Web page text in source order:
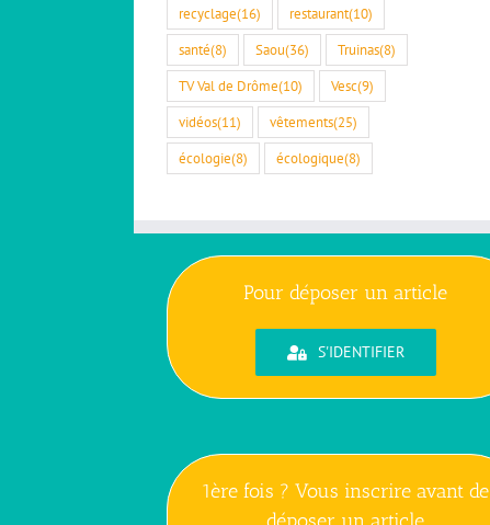
recyclage(16) restaurant(10)
santé(8) Saou(36) Truinas(8)
TV Val de Drôme(10) Vesc(9)
vidéos(11) vêtements(25)
écologie(8) écologique(8)
Pour déposer un article
S'IDENTIFIER
1ère fois ? Vous inscrire avant de